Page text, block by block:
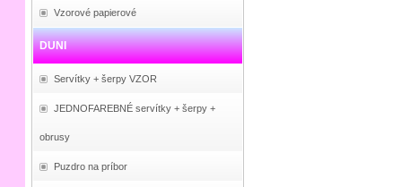
Vzorové papierové
DUNI
Servítky + šerpy VZOR
JEDNOFAREBNÉ servítky + šerpy +
obrusy
Puzdro na príbor